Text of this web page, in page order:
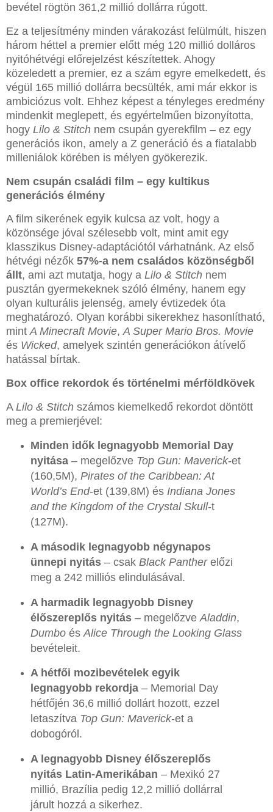
bevétel rögtön 361,2 millió dollárra rúgott.
Ez a teljesítmény minden várakozást felülmúlt, hiszen
három héttel a premier előtt még 120 millió dolláros
nyitóhétvégi előrejelzést készítettek. Ahogy
közeledett a premier, ez a szám egyre emelkedett, és
végül 165 millió dollárra becsülték, ami már ekkor is
ambiciózus volt. Ehhez képest a tényleges eredmény
mindenkit meglepett, és egyértelműen bizonyította,
hogy Lilo & Stitch nem csupán gyerekfilm – ez egy
generációs ikon, amely a Z generáció és a fiatalabb
milleniálok körében is mélyen gyökerezik.
Nem csupán családi film – egy kultikus
generációs élmény
A film sikerének egyik kulcsa az volt, hogy a
közönsége jóval szélesebb volt, mint amit egy
klasszikus Disney-adaptációtól várhatnánk. Az első
hétvégi nézők 57%-a nem családos közönségből
állt, ami azt mutatja, hogy a Lilo & Stitch nem
pusztán gyermekeknek szóló élmény, hanem egy
olyan kulturális jelenség, amely évtizedek óta
meghatározó. Olyan korábbi sikerekhez hasonlítható,
mintA Minecraft Movie,A Super Mario Bros. Movie
és Wicked, amelyek szintén generációkon átívelő
hatással bírtak.
Box office rekordok és történelmi mérföldkövek
A Lilo & Stitch számos kiemelkedő rekordot döntött
meg a premierjével:
Minden idők legnagyobb Memorial Day
nyitása– megelőzve Top Gun: Maverick-et
(160,5M), Pirates of the Caribbean: At
World’s End-et (139,8M) és Indiana Jones
and the Kingdom of the Crystal Skull-t
(127M).
A második legnagyobb négynapos
ünnepi nyitás– csak Black Pantherelőzi
meg a 242 milliós elindulásával.
A harmadik legnagyobb Disney
élőszereplős nyitás– megelőzve Aladdin,
Dumboés Alice Through the Looking Glass
bevételeit.
A hétfői mozibevételek egyik
legnagyobb rekordja– Memorial Day
hétfőjén 36,6 millió dollárt hozott, ezzel
letaszítva Top Gun: Maverick-et a
dobogóról.
A legnagyobb Disney élőszereplős
nyitás Latin-Amerikában – Mexikó 27
millió, Brazília pedig 12,2 millió dollárral
járult hozzá a sikerhez.